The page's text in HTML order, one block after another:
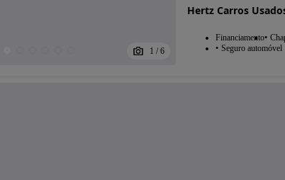
1 / 6
Hertz Carros
Financiamento
Seguro automóvel